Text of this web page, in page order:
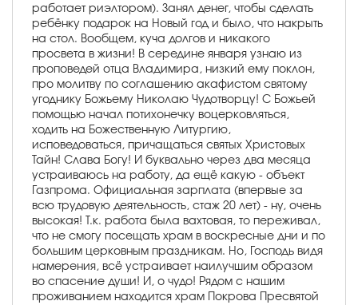
работает риэлтором). Занял денег, чтобы сделать
ребёнку подарок на Новый год и было, что накрыть
на стол. Вообщем, куча долгов и никакого
просвета в жизни! В середине января узнаю из
проповедей отца Владимира, низкий ему поклон,
про молитву по соглашению акафистом святому
угоднику Божьему Николаю Чудотворцу! С Божьей
помощью начал потихонечку воцерковляться,
ходить на Божественную Литургию,
исповедоваться, причащаться святых Христовых
Тайн! Слава Богу! И буквально через два месяца
устраиваюсь на работу, да ещё какую - объект
Газпрома. Официальная зарплата (впервые за
всю трудовую деятельность, стаж 20 лет) - ну, очень
высокая! Т.к. работа была вахтовая, то переживал,
что не смогу посещать храм в воскресные дни и по
большим церковным праздникам. Но, Господь видя
намерения, всё устраивает наилучшим образом
во спасение души! И, о чудо! Рядом с нашим
проживанием находится храм Покрова Пресвятой